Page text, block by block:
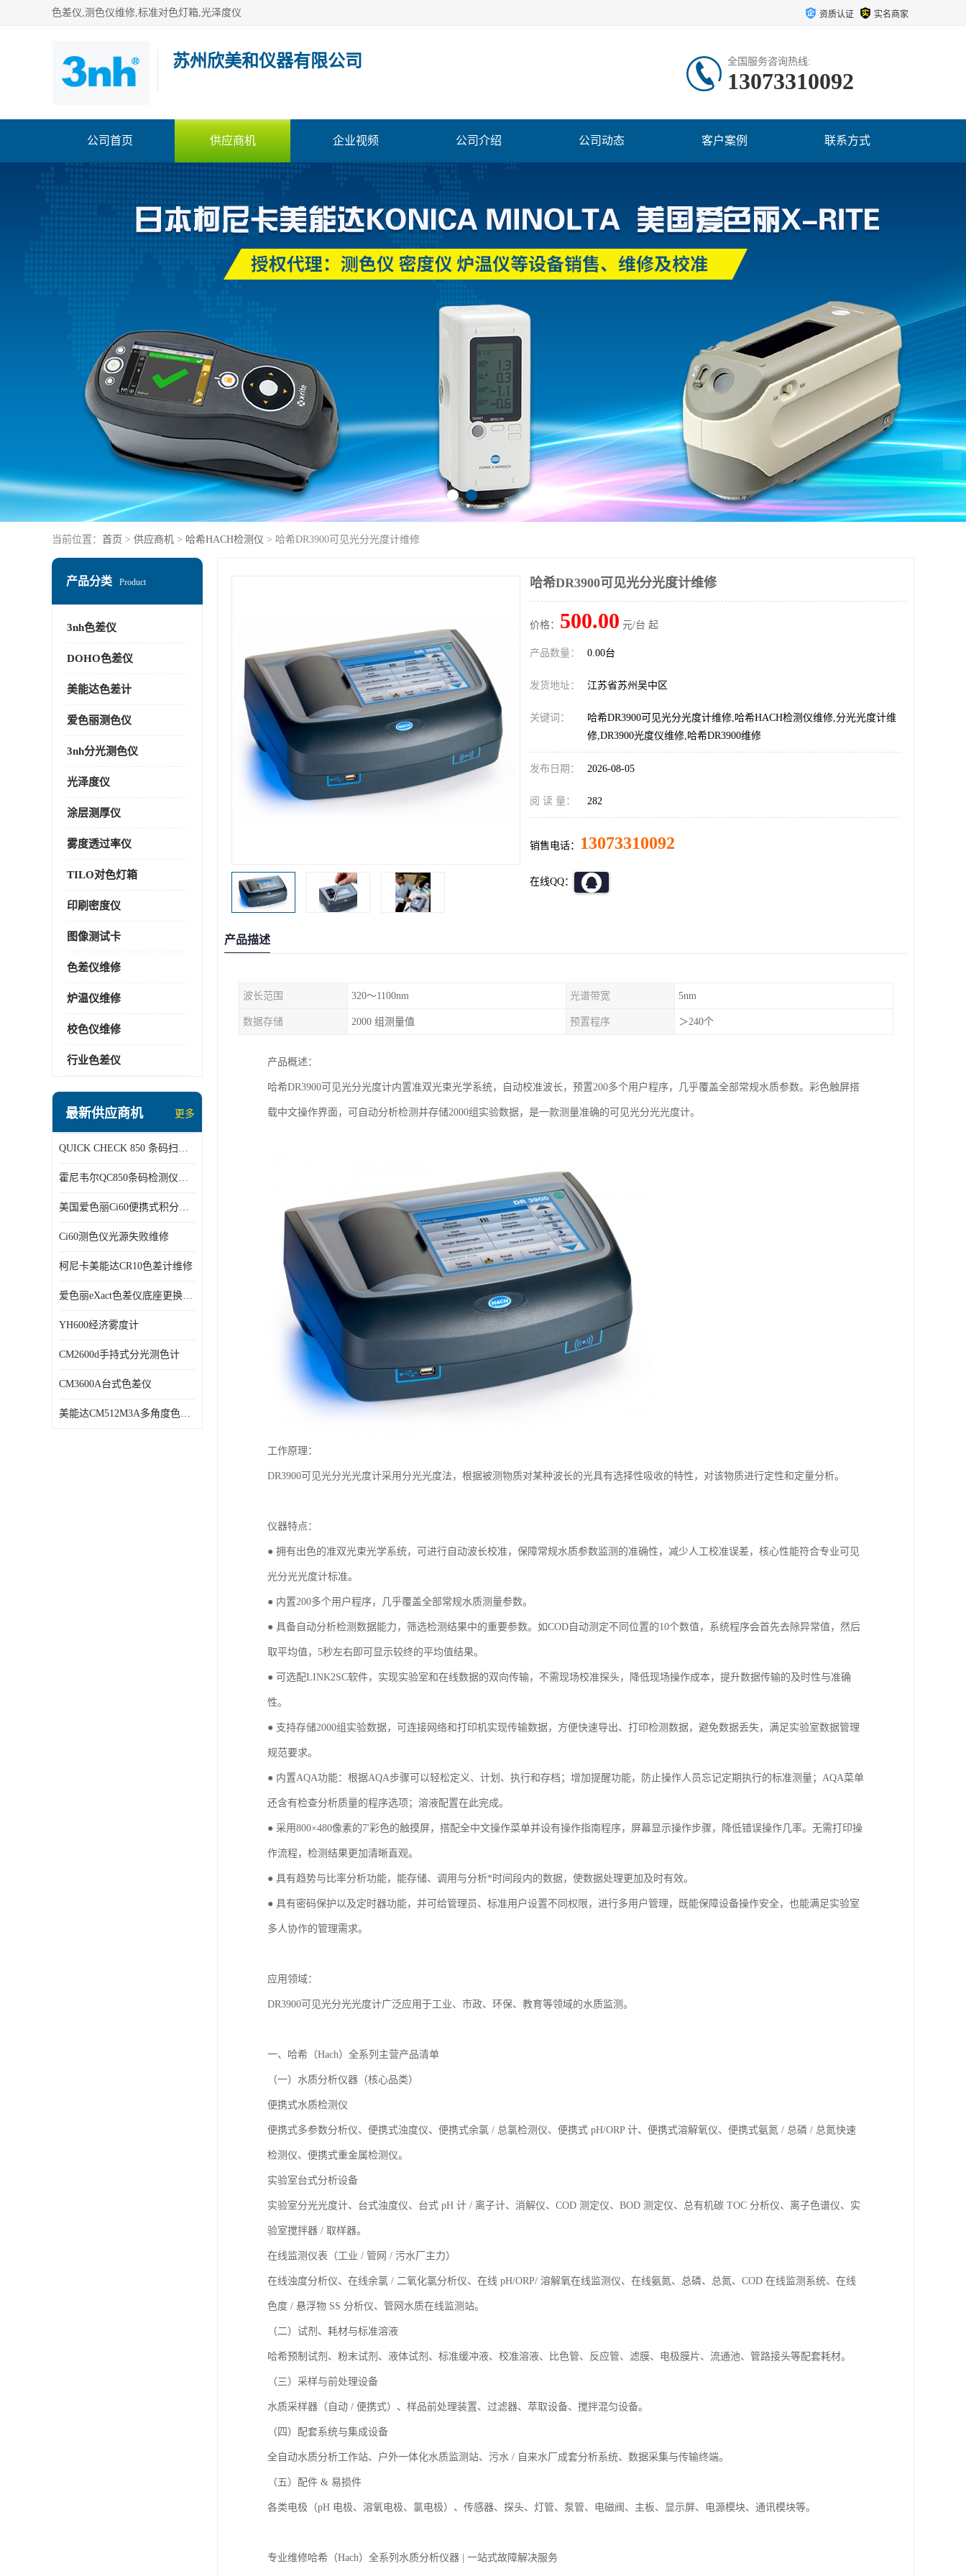
色差仪,测色仪维修,标准对色灯箱,光泽度仪 资质认证 实名商家
苏州欣美和仪器有限公司 全国服务咨询热线:
13073310092
公司首页 供应商机 企业视频 公司介绍 公司动态 客户案例 联系方式
当前位置： 首页 > 供应商机 > 哈希HACH检测仪 > 哈希DR3900可见光分光度计维修
产品分类 Product
3nh色差仪
DOHO色差仪
美能达色差计
爱色丽测色仪
3nh分光测色仪
光泽度仪
涂层测厚仪
雾度透过率仪
TILO对色灯箱
印刷密度仪
图像测试卡
色差仪维修
炉温仪维修
校色仪维修
行业色差仪
最新供应商机 更多
QUICK CHECK 850 条码扫描仪维修
霍尼韦尔QC850条码检测仪维修
美国爱色丽Ci60便携式积分球分光光度仪
Ci60测色仪光源失败维修
柯尼卡美能达CR10色差计维修
爱色丽eXact色差仪底座更换维修
YH600经济雾度计
CM2600d手持式分光测色计
CM3600A台式色差仪
美能达CM512M3A多角度色差仪维修
哈希DR3900可见光分光度计维修
价格： 500.00 元/台 起
产品数量： 0.00台
发货地址： 江苏省苏州吴中区
关键词：
哈希DR3900可见光分光度计维修,哈希HACH检测仪维修,分光光度计维
修,DR3900光度仪维修,哈希DR3900维修
发布日期： 2026-08-05
阅 读 量： 282
销售电话： 13073310092
在线QQ：
产品描述
波长范围 320～1100nm 光谱带宽 5nm
数据存储 2000 组测量值 预置程序 ＞240个
产品概述：
哈希DR3900可见光分光度计内置准双光束光学系统，自动校准波长，预置200多个用户程序，几乎覆盖全部常规水质参数。彩色触屏搭
载中文操作界面，可自动分析检测并存储2000组实验数据，是一款测量准确的可见光分光光度计。
工作原理：
DR3900可见光分光光度计采用分光光度法，根据被测物质对某种波长的光具有选择性吸收的特性，对该物质进行定性和定量分析。
仪器特点：
● 拥有出色的准双光束光学系统，可进行自动波长校准，保障常规水质参数监测的准确性，减少人工校准误差，核心性能符合专业可见
光分光光度计标准。
● 内置200多个用户程序，几乎覆盖全部常规水质测量参数。
● 具备自动分析检测数据能力，筛选检测结果中的重要参数。如COD 自动测定不同位置的10个数值，系统程序会首先去除异常值，然后
取平均值， 5秒左右即可显示较终的平均值结果。
● 可选配LINK2SC软件，实现实验室和在线数据的双向传输，不需现场校准探头，降低现场操作成本，提升数据传输的及时性与准确
性。
● 支持存储2000组实验数据，可连接网络和打印机实现传输数据，方便快速导出、打印检测数据，避免数据丢失，满足实验室数据管理
规范要求。
● 内置AQA功能：根据AQA步骤可以轻松定义、计划、执行和存档；增加提醒功能，防止操作人员忘记定期执行的标准测量； AQA菜单
还含有检查分析质量的程序选项；溶液配置在此完成。
● 采用800×480像素的7'彩色的触摸屏，搭配全中文操作菜单并设有操作指南程序，屏幕显示操作步骤，降低错误操作几率。无需打印操
作流程，检测结果更加清晰直观。
● 具有趋势与比率分析功能，能存储、调用与分析*时间段内的数据，使数据处理更加及时有效。
● 具有密码保护以及定时器功能，并可给管理员、标准用户设置不同权限，进行多用户管理，既能保障设备操作安全，也能满足实验室
多人协作的管理需求。
应用领域：
DR3900可见光分光光度计广泛应用于工业、市政、环保、教育等领域的水质监测。
一、哈希（Hach）全系列主营产品清单
（一）水质分析仪器（核心品类）
便携式水质检测仪
便携式多参数分析仪、便携式浊度仪、便携式余氯 / 总氯检测仪、便携式 pH/ORP 计、便携式溶解氧仪、便携式氨氮 / 总磷 / 总氮快速
检测仪、便携式重金属检测仪。
实验室台式分析设备
实验室分光光度计、台式浊度仪、台式 pH 计 / 离子计、消解仪、 COD 测定仪、 BOD 测定仪、总有机碳 TOC 分析仪、离子色谱仪、实
验室搅拌器 / 取样器。
在线监测仪表（工业 / 管网 / 污水厂主力）
在线浊度分析仪、在线余氯 / 二氧化氯分析仪、在线 pH/ORP/ 溶解氧在线监测仪、在线氨氮、总磷、总氮、 COD 在线监测系统、在线
色度 / 悬浮物 SS 分析仪、管网水质在线监测站。
（二）试剂、耗材与标准溶液
哈希预制试剂、粉末试剂、液体试剂、标准缓冲液、校准溶液、比色管、反应管、滤膜、电极膜片、流通池、管路接头等配套耗材。
（三）采样与前处理设备
水质采样器（自动 / 便携式）、样品前处理装置、过滤器、萃取设备、搅拌混匀设备。
（四）配套系统与集成设备
全自动水质分析工作站、户外一体化水质监测站、污水 / 自来水厂成套分析系统、数据采集与传输终端。
（五）配件 & 易损件
各类电极（pH 电极、溶氧电极、氯电极）、传感器、探头、灯管、泵管、电磁阀、主板、显示屏、电源模块、通讯模块等。
专业维修哈希（Hach）全系列水质分析仪器 一站式故障解决服务